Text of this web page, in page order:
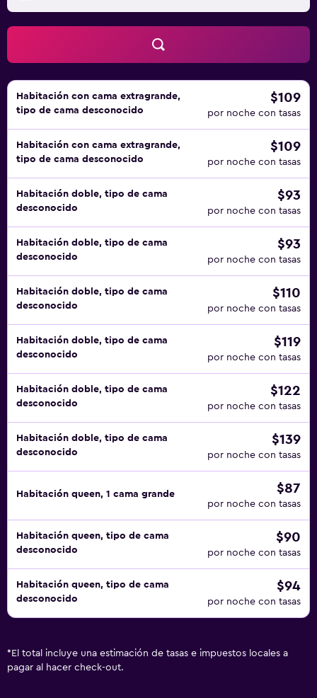
Habitación con cama extragrande,
tipo de cama desconocido
$109
por noche con tasas
Habitación con cama extragrande,
tipo de cama desconocido
$109
por noche con tasas
Habitación doble, tipo de cama
desconocido
$93
por noche con tasas
Habitación doble, tipo de cama
desconocido
$93
por noche con tasas
Habitación doble, tipo de cama
desconocido
$110
por noche con tasas
Habitación doble, tipo de cama
desconocido
$119
por noche con tasas
Habitación doble, tipo de cama
desconocido
$122
por noche con tasas
Habitación doble, tipo de cama
desconocido
$139
por noche con tasas
Habitación queen, 1 cama grande $87
por noche con tasas
Habitación queen, tipo de cama
desconocido
$90
por noche con tasas
Habitación queen, tipo de cama
desconocido
$94
por noche con tasas
* El total incluye una estimación de tasas e impuestos locales a
pagar al hacer check-out.